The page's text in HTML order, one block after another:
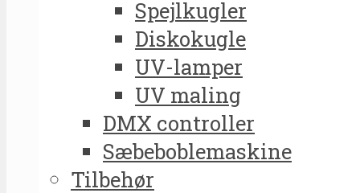
Spejlkugler
Diskokugle
UV-lamper
UV maling
DMX controller
Sæbeboblemaskine
Tilbehør